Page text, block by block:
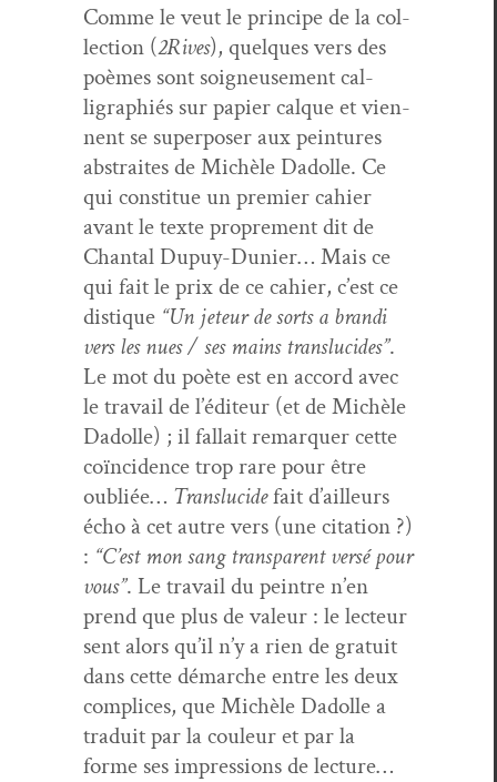
Comme le veut le principe de la col­
lec­tion (2Rives), quelques vers des
poèmes sont soigneuse­ment cal­
ligraphiés sur papi­er calque et vien­
nent se super­pos­er aux pein­tures
abstraites de Michèle Dadolle. Ce
qui con­stitue un pre­mier cahi­er
avant le texte pro­pre­ment dit de
Chan­tal Dupuy-Dunier… Mais ce
qui fait le prix de ce cahi­er, c’est ce
dis­tique “Un jeteur de sorts a bran­di
vers les nues / ses mains translu­cides”.
Le mot du poète est en accord avec
le tra­vail de l’édi­teur (et de Michèle
Dadolle) ; il fal­lait remar­quer cette
coïn­ci­dence trop rare pour être
oubliée… Translu­cidefait d’ailleurs
écho à cet autre vers (une cita­tion ?)
: “C’est mon sang trans­par­ent ver­sé pour
vous”. Le tra­vail du pein­tre n’en
prend que plus de valeur : le lecteur
sent alors qu’il n’y a rien de gra­tu­it
dans cette démarche entre les deux
com­plices, que Michèle Dadolle a
traduit par la couleur et par la
forme ses impres­sions de lecture…